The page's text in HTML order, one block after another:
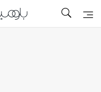
تخفيضات